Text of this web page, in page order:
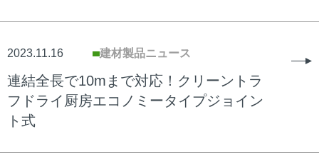
2023.11.16 建材製品ニュース
連結全長で10mまで対応！クリーントラ
フドライ厨房エコノミータイプジョイン
ト式